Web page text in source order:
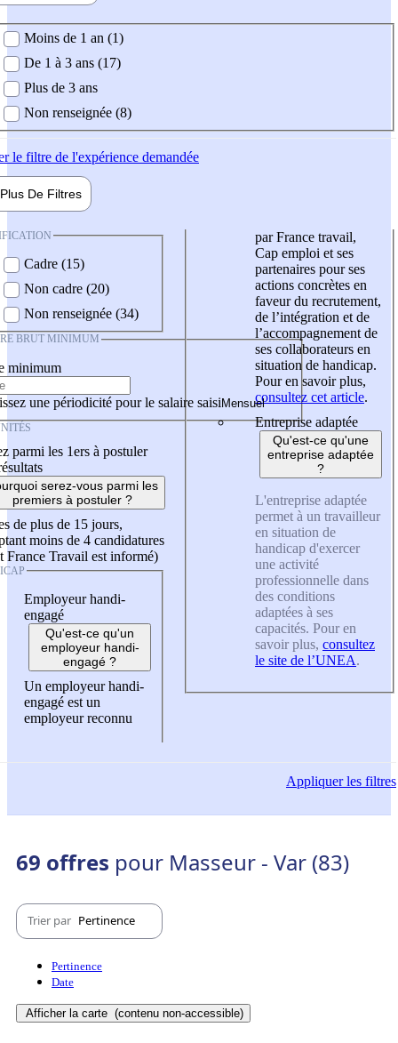
demandée
Moins de 1 an (1)
De 1 à 3 ans (17)
Plus de 3 ans
Non renseignée (8)
le filtre de l'expérience demandée
Plus De Filtres
Cadre (15)
Non cadre (20)
Non renseignée (34)
BRUT MINIMUM
minimum
une périodicité pour le salaire saisi
parmi les 1ers à postuler
serez-vous parmi les
premiers à postuler ?
de plus de 15 jours,
moins de 4 candidatures
France Travail est informé)
Employeur handi-
engagé
Qu'est-ce qu'un
employeur handi-
engagé ?
Un employeur handi-
engagé est un
employeur reconnu
par France travail,
Cap emploi et ses
partenaires pour ses
actions concrètes en
faveur du recrutement,
de l’intégration et de
l’accompagnement de
ses collaborateurs en
situation de handicap.
Pour en savoir plus,
consultez cet article.
Entreprise adaptée
Qu'est-ce qu'une
entreprise adaptée
?
L'entreprise adaptée
permet à un travailleur
en situation de
handicap d'exercer
une activité
professionnelle dans
des conditions
adaptées à ses
capacités. Pour en
savoir plus, consultez
le site de l’UNEA.
Appliquerles filtres
69 offres pour Masseur - Var (83)
Trier par Pertinence
Pertinence
Date
Afficher la carte (contenu non-accessible)